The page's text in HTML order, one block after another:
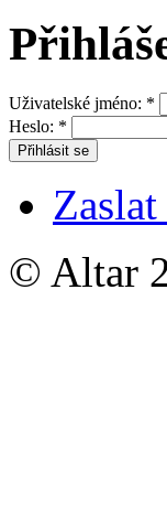
Uživatelské jméno: *
Heslo: *
© Altar